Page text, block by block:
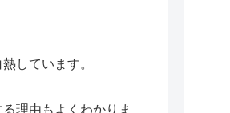
しています。
理由もよくわかりま